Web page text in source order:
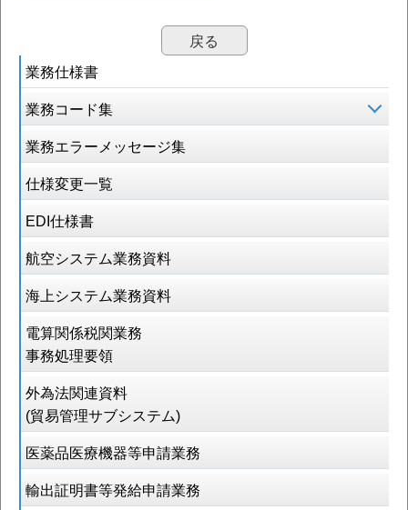
業務仕様書
業務コード集
業務エラーメッセージ集
仕様変更一覧
EDI仕様書
航空システム業務資料
海上システム業務資料
電算関係税関業務
事務処理要領
外為法関連資料
(貿易管理サブシステム)
医薬品医療機器等申請業務
輸出証明書等発給申請業務
戻る